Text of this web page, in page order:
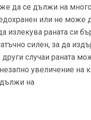
да се дължи на
или не може
излекува раната си
силен, за да
случаи раната
увеличение на
дължи на